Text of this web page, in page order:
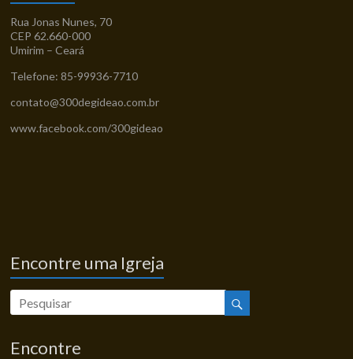
Rua Jonas Nunes, 70
CEP 62.660-000
Umirim – Ceará
Telefone: 85-99936-7710
contato@300degideao.com.br
www.facebook.com/300gideao
Encontre uma Igreja
Encontre